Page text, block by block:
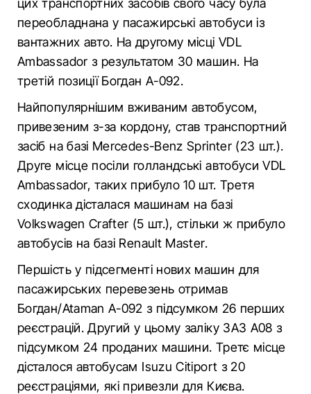
цих транспортних засобів свого часу була
переобладнана у пасажирські автобуси із
вантажних авто. На другому місці VDL
Ambassador з результатом 30 машин. На
третій позиції Богдан А-092.
Найпопулярнішим вживаним автобусом,
привезеним з-за кордону, став транспортний
засіб на базі Mercedes-Benz Sprinter (23 шт.).
Друге місце посіли голландські автобуси VDL
Ambassador, таких прибуло 10 шт. Третя
сходинка дісталася машинам на базі
Volkswagen Crafter (5 шт.), стільки ж прибуло
автобусів на базі Renault Master.
Першість у підсегменті нових машин для
пасажирських перевезень отримав
Богдан/Ataman A-092 з підсумком 26 перших
реєстрацій. Другий у цьому заліку ЗАЗ А08 з
підсумком 24 проданих машини. Третє місце
дісталося автобусам Isuzu Citiport з 20
реєстраціями, які привезли для Києва.